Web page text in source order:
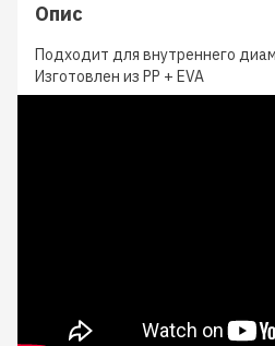
Опис
Подходит для внутреннего
Изготовлен из PP + EVA